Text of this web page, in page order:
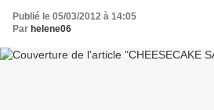
Publié le 05/03/2012 à 14:05
Par helene06